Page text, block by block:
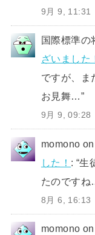
9月 9, 11:31
国際標準の
ざいました
ですが、ま
お見舞…”
9月 9, 09:28
momono on
した！ : “生
たのです
8月 6, 16:13
momono